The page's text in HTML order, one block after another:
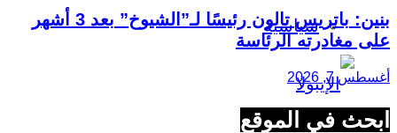
سياسية
بنين: باتريس تالون رئيسًا لـ”الشيوخ” بعد 3 أشهر
على مغادرته الرئاسة
أغسطس 7, 2026
ابحث في الموقع